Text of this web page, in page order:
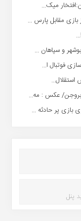
میک...
مقابل پارس ...
و سپاهان ...
فوتبال ا...
استقلال...
بروجن/ عکس : مه...
بازی پر حادثه ...